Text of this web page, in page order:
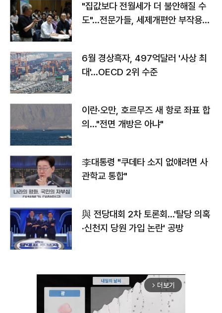
"집값보다 전월세가 더 불안해질 수
도"…전문가들, 세제개편안 부작용
6월 경상흑자, 497억달러 '사상 최
대'…OECD 2위 수준
이란·오만, 호르무즈 새 항로 좌표 합
의…"전면 개방은 아냐"
李대통령 "쿠데타 소지 없애려면 사
관학교 통합"
與 전당대회 2차 토론회…'탈당 의혹
·신천지 당원 가입 논란' 공방
arrow_forward_ios 더보기